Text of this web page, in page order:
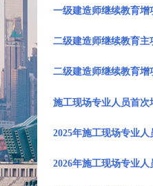
一级建造师继续教育增
二级建造师继续教育主
二级建造师继续教育增
施工现场专业人员首次
2025年施工现场专业人
2026年施工现场专业人